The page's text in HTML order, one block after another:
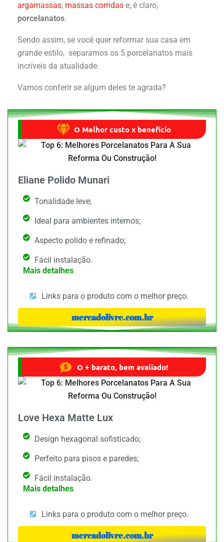
argamassas, massas corridas e, é claro,
porcelanatos.
Sendo assim, se você quer reformar sua casa em
grande estilo, separamos os 5 porcelanatos mais
incríveis da atualidade.
Vamos conferir se algum deles te agrada?
O Melhor custo x benefício
Eliane Polido Munari
Tonalidade leve;
Ideal para ambientes internos;
Aspecto polido e refinado;
Fácil instalação.
Mais detalhes
Links para o produto com o melhor preço.
mercadolivre.com.br
O + barato, bem avaliado!
Love Hexa Matte Lux
Design hexagonal sofisticado;
Perfeito para pisos e paredes;
Fácil instalação.
Mais detalhes
Links para o produto com o melhor preço.
mercadolivre.com.br